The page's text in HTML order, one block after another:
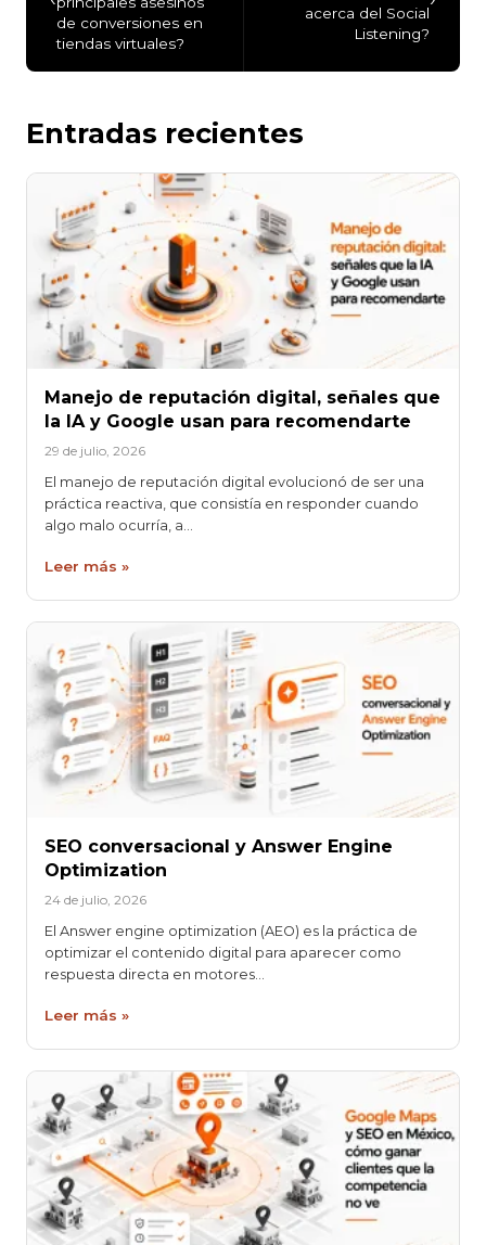
de conversiones en
tiendas virtuales?
acerca del Social
Listening?
Entradas recientes
Manejo de reputación digital, señales que
la IA y Google usan para recomendarte
29 de julio, 2026
El manejo de reputación digital evolucionó de ser una
práctica reactiva, que consistía en responder cuando
algo malo ocurría, a…
Leer más »
SEO conversacional y Answer Engine
Optimization
24 de julio, 2026
El Answer engine optimization (AEO) es la práctica de
optimizar el contenido digital para aparecer como
respuesta directa en motores…
Leer más »